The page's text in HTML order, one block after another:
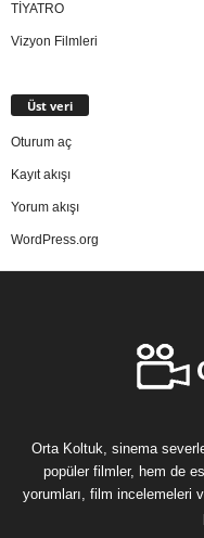
TİYATRO
Vizyon Filmleri
Üst veri
Oturum aç
Kayıt akışı
Yorum akışı
WordPress.org
Orta Koltuk, sinema
popüler filmler, hem de
yorumları, film incelemeleri